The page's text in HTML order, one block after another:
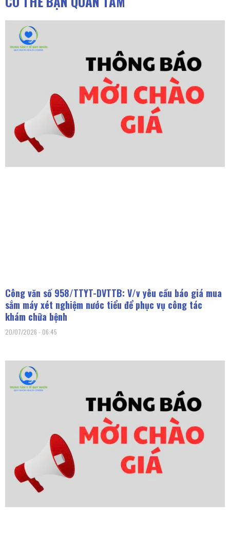
Công văn số 958/TTYT-DVTTB: V/v yêu cầu báo giá mua
sắm máy xét nghiệm nước tiểu để phục vụ công tác
khám chữa bệnh
20/07/2026 06:45